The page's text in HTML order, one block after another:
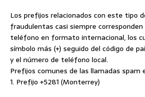
Los prefijos relacionados con este tipo
fraudulentas casi siempre
teléfono en formato internacional, los
símbolo más (+) seguido del código de
y el número de teléfono local.
Prefijos comunes de las llamadas spam
1. Prefijo +5281 (Monterrey)